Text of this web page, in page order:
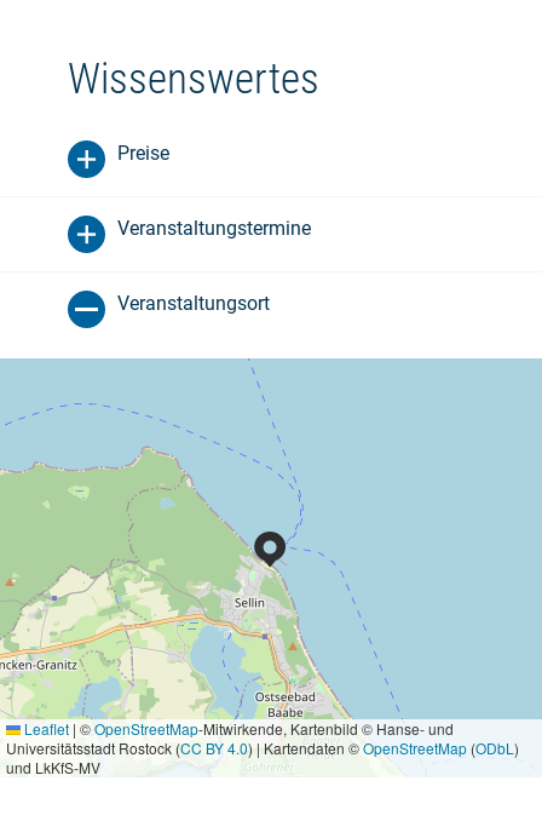
Wissenswertes
Preise
Veranstaltungstermine
Veranstaltungsort
Leaflet | ©OpenStreetMap-Mitwirkende, Kartenbild © Hanse- und
Universitätsstadt Rostock (CC BY 4.0) | Kartendaten ©OpenStreetMap (ODbL )
und LkKfS-MV